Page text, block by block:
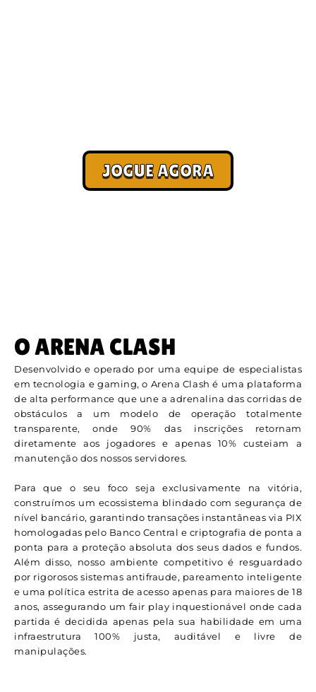
JOGUE AGORA
O ARENA CLASH
Desenvolvido e operado por uma equipe de especialistas
em tecnologia e gaming, o Arena Clash é uma plataforma
de alta performance que une a adrenalina das corridas de
obstáculos a um modelo de operação totalmente
transparente, onde 90% das inscrições retornam
diretamente aos jogadores e apenas 10% custeiam a
manutenção dos nossos servidores.
Para que o seu foco seja exclusivamente na vitória,
construímos um ecossistema blindado com segurança de
nível bancário, garantindo transações instantâneas via PIX
homologadas pelo Banco Central e criptografia de ponta a
ponta para a proteção absoluta dos seus dados e fundos.
Além disso, nosso ambiente competitivo é resguardado
por rigorosos sistemas antifraude, pareamento inteligente
e uma política estrita de acesso apenas para maiores de 18
anos, assegurando um fair play inquestionável onde cada
partida é decidida apenas pela sua habilidade em uma
infraestrutura 100% justa, auditável e livre de
manipulações.